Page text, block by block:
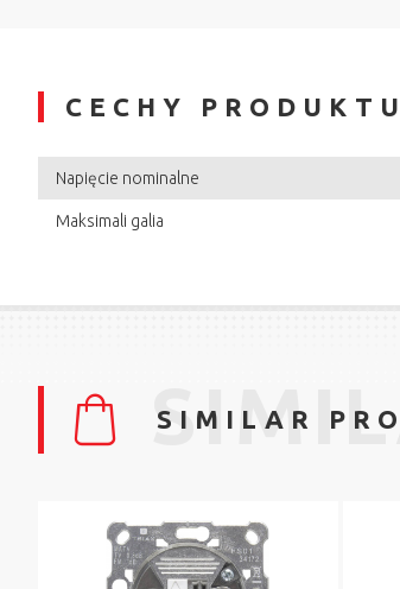
CECHY PRODUKTU
Napięcie nominalne
Maksimali galia
SIMILAR